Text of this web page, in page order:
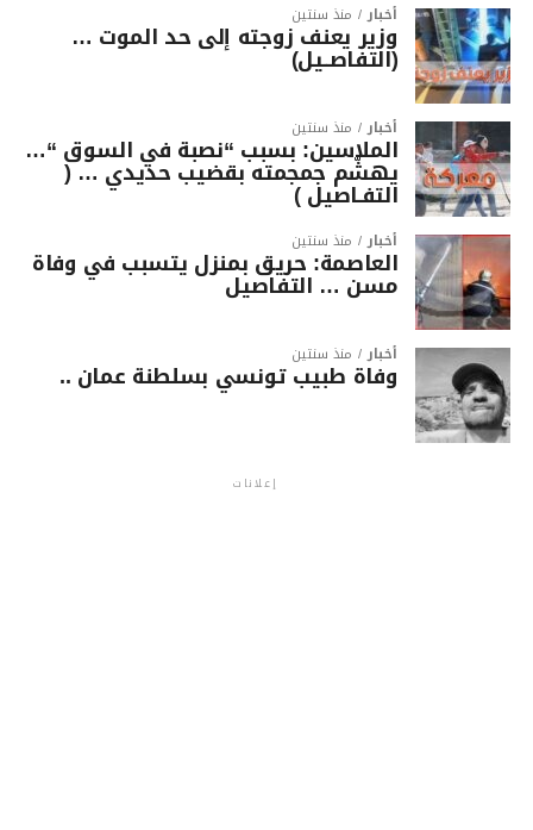
أخبار منذ سنتين
وزير يعنف زوجته إلى حد الموت …
(التفاصــيل)
أخبار منذ سنتين
الملاسين: بسبب “نصبة في السوق “…
يهشّم جمجمته بقضيب حديدي … (
التفـاصيل )
أخبار منذ سنتين
العاصمة: حريق بمنزل يتسبب في وفاة
مسن … التفاصيل
أخبار منذ سنتين
وفاة طبيب تونسي بسلطنة عمان ..
إعلانات